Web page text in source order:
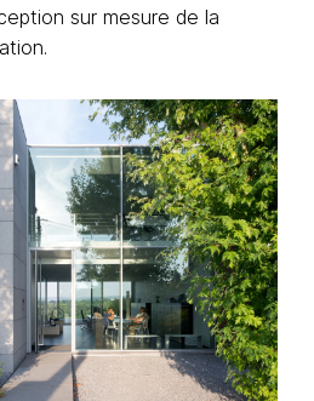
sur mesure de la